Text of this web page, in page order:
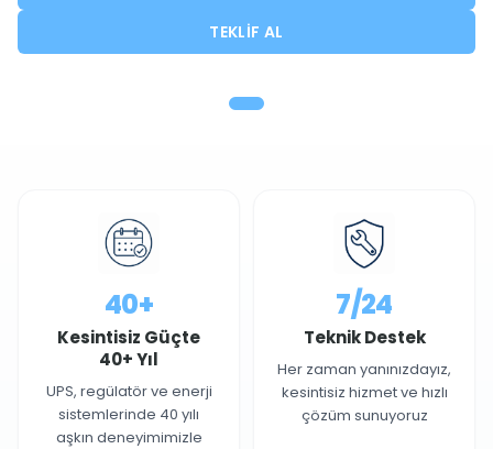
TEKLIF AL
40+
Kesintisiz Güçte
40+ Yıl
UPS, regülatör ve enerji
sistemlerinde 40 yılı
aşkın deneyimimizle
7/24
Teknik Destek
Her zaman yanınızdayız,
kesintisiz hizmet ve hızlı
çözüm sunuyoruz